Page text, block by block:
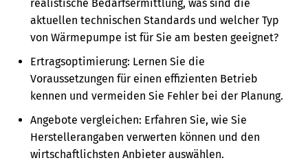
realistische Bedarfsermittlung, was sind die
aktuellen technischen Standards und welcher Typ
von Wärmepumpe ist für Sie am besten geeignet?
Ertragsoptimierung: Lernen Sie die
Voraussetzungen für einen effizienten Betrieb
kennen und vermeiden Sie Fehler bei der Planung.
Angebote vergleichen: Erfahren Sie, wie Sie
Herstellerangaben verwerten können und den
wirtschaftlichsten Anbieter auswählen.